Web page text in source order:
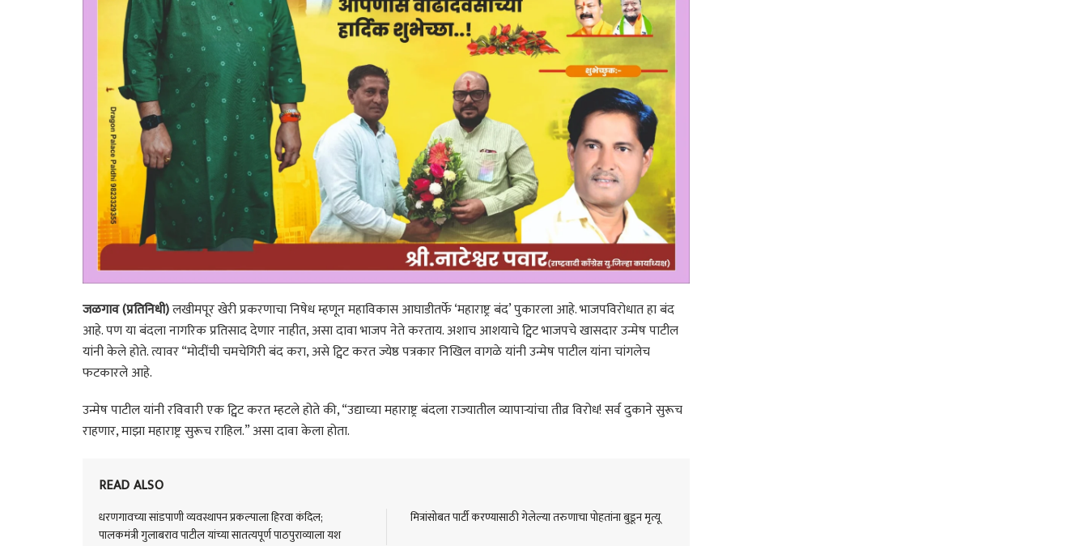
जळगाव (प्रतिनिधी)लखीमपूर खेरी प्रकरणाचा निषेध म्हणून महाविकास आघाडीतर्फे ‘महाराष्ट्र बंद’ पुकारला आहे. भाजपविरोधात हा बंद
आहे. पण या बंदला नागरिक प्रतिसाद देणार नाहीत, असा दावा भाजप नेते करताय. अशाच आशयाचे ट्विट भाजपचे खासदार उन्मेष पाटील
यांनी केले होते. त्यावर “मोदींची चमचेगिरी बंद करा, असे ट्विट करत ज्येष्ठ पत्रकार निखिल वागळे यांनी उन्मेष पाटील यांना चांगलेच
फटकारले आहे.
उन्मेष पाटील यांनी रविवारी एक ट्विट करत म्हटले होते की, “उद्याच्या महाराष्ट्र बंदला राज्यातील व्यापाऱ्यांचा तीव्र विरोध! सर्व दुकाने सुरूच
राहणार, माझा महाराष्ट्र सुरूच राहिल.” असा दावा केला होता.
READ ALSO
धरणगावच्या सांडपाणी व्यवस्थापन प्रकल्पाला हिरवा कंदिल;
पालकमंत्री गुलाबराव पाटील यांच्या सातत्यपूर्ण पाठपुराव्याला यश
मित्रांसोबत पार्टी करण्यासाठी गेलेल्या तरुणाचा पोहतांना बुडून मृत्यू